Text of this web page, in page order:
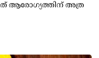
ഇത് ആരോഗ്യത്തിന് അത്ര